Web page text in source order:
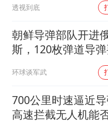
以
透视到底
朝鲜导弹部队开进
斯，120枚弹道导
环球谈军武
700公里时速逼近导
高速拦截无人机能